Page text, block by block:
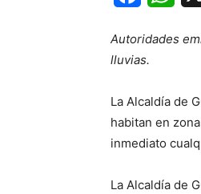
Autoridades
lluvias.
La Alcaldía de
habitan en
inmediato
La Alcaldía de